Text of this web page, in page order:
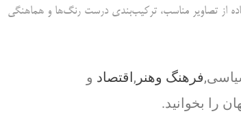
از تصاویر مناسب، ترکیب‌بندی درست رنگ‌ها و هماهنگی
فرهنگ وهنر ,اقتصاد و
را بخوانید.